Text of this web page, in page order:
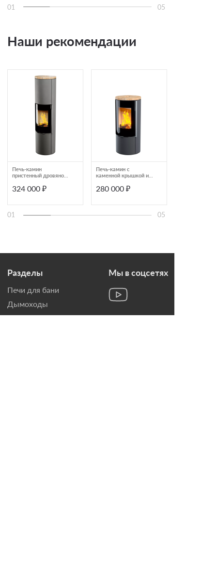
01 05
Наши рекомендации
Печь-камин
пристенный дровяной
324 000 ₽
Печь-камин с
каменной крышкой и
Astov серии R R1.0
280 000 ₽
01 05
Разделы
Печи для бани
Дымоходы
Топки для камина
Мы в соцсетях